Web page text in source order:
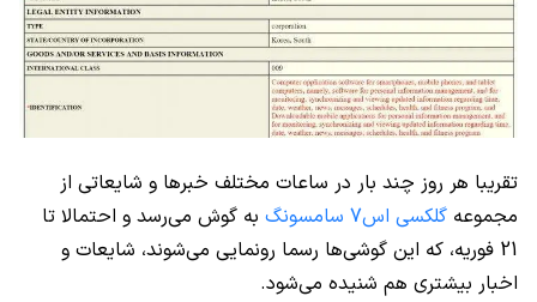
تقریبا هر روز چند بار در ساعات مختلف خبرها و شایعاتی از
مجموعه گلکسی اس7 سامسونگ
به گوش می‌رسد و احتمالا تا
21 فوریه، که این گوشی‌ها رسما رونمایی می‌شوند، شایعات و
اخبار بیشتری هم شنیده می‌شود.